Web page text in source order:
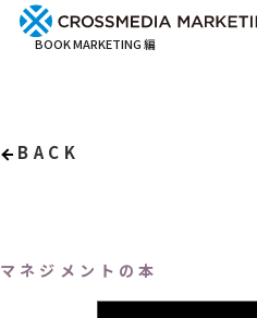
BOOK MARKETING 編
BACK
マネジメントの本